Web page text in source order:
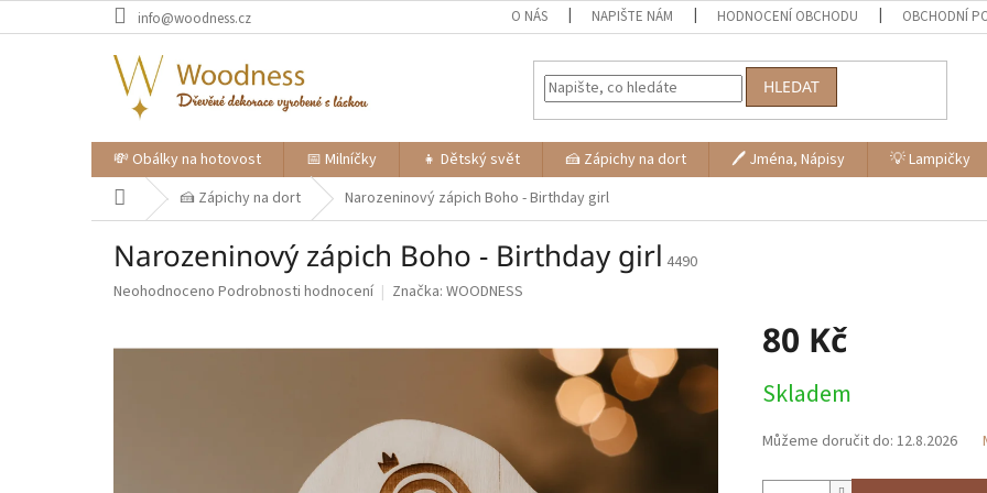
na
info@woodness.cz O NÁS NAPIŠTE NÁM HODNOCENÍ OBCHODU OBCHODNÍ
HLEDAT
💸 Obálky na hotovost 📅 Milníčky 👧 Dětský svět 🍰 Zápichy na dort 🖊 Jména, Nápisy 💡 Lampičky
Domů 🍰 Zápichy na dort Narozeninový zápich Boho - Birthday girl
Narozeninový zápich Boho - Birthday girl 4490
Průměrné
je
Neohodnoceno Podrobnosti hodnocení Značka: WOODNESS
80 Kč
cena:
Skladem
Můžeme doručit do: 12.8.2026